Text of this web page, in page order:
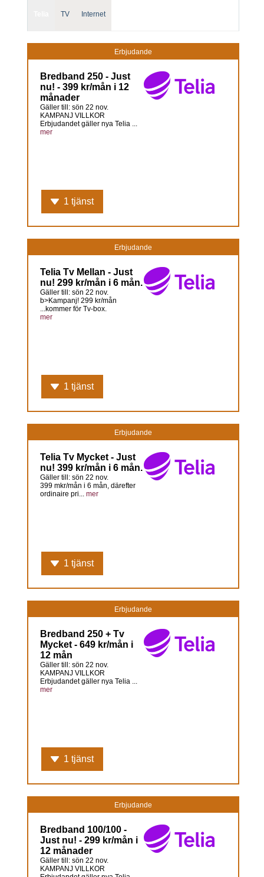
TV Internet
Erbjudande
Bredband 250 - Just
nu! - 399 kr/mån i 12
månader
Gäller till: sön 22 nov.
KAMPANJ VILLKOR
Erbjudandet gäller nya Telia ...
mer
1 tjänst
Erbjudande
Telia Tv Mellan - Just
nu! 299 kr/mån i 6 mån.
Gäller till: sön 22 nov.
b>Kampanj! 299 kr/mån
...kommer för Tv-box.
mer
1 tjänst
Erbjudande
Telia Tv Mycket - Just
nu! 399 kr/mån i 6 mån.
Gäller till: sön 22 nov.
399 mkr/mån i 6 mån, därefter
ordinaire pri... mer
1 tjänst
Erbjudande
Bredband 250 + Tv
Mycket - 649 kr/mån i
12 mån
Gäller till: sön 22 nov.
KAMPANJ VILLKOR
Erbjudandet gäller nya Telia ...
mer
1 tjänst
Erbjudande
Bredband 100/100 -
Just nu! - 299 kr/mån i
12 månader
Gäller till: sön 22 nov.
KAMPANJ VILLKOR